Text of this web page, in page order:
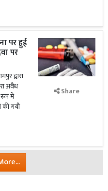
पर हुई
पर
द्वारा
अवैध
में
की गयी
Share